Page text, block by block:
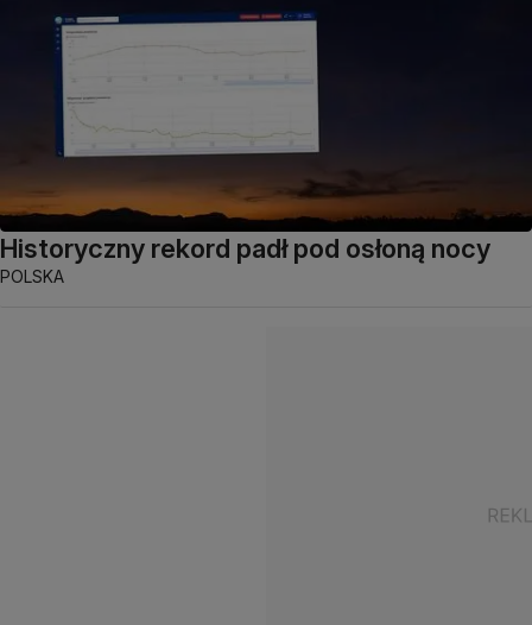
Historyczny rekord padł pod osłoną nocy
POLSKA